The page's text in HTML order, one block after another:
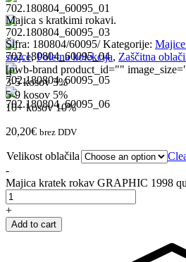
Majica s kratkimi rokavi.
Šifra: 180804/60095/Kategorije:
srajce,Poletna kolekcija, Zaščitna
[pwb-brand product_id=""
3-5 kosov 3%
5-9 kosov 5%
10+ kosov 10%
20,20€ brez DDV
Velikost oblačila
-
Majica kratek rokav GRAPHIC 1998
+
Add to cart